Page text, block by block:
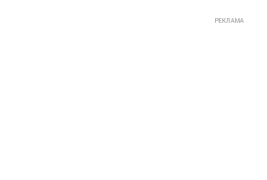
РЕКЛАМА